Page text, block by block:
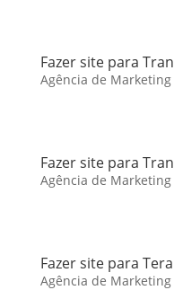
Fazer site para
Agência de
Fazer site para
Agência de
Fazer site para
Agência de